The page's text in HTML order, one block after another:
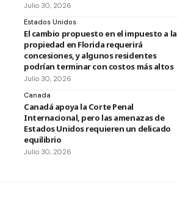
Julio 30, 2026
Estados Unidos
El cambio propuesto en el impuesto a la
propiedad en Florida requerirá
concesiones, y algunos residentes
podrían terminar con costos más altos
Julio 30, 2026
Canada
Canadá apoya la Corte Penal
Internacional, pero las amenazas de
Estados Unidos requieren un delicado
equilibrio
Julio 30, 2026